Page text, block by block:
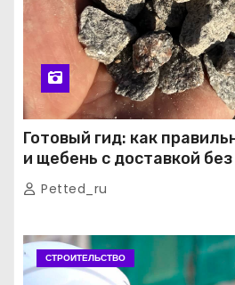
Готовый гид: как
и щебень с доставкой
Petted_ru
СТРОИТЕЛЬСТВО